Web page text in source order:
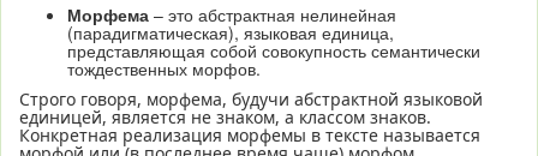
Морфема – это абстрактная нелинейная
(парадигматическая), языковая единица,
представляющая собой совокупность семантически
тождественных морфов.
Строго говоря, морфема, будучи абстрактной языковой
единицей, является не знаком, а классом знаков.
Конкретная реализация морфемы в тексте называется